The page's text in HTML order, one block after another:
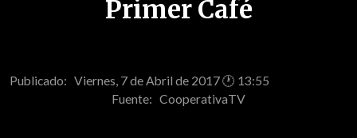
Primer Café
Publicado: Viernes, 7 de Abril de 2017 🕐 13:55
Fuente: CooperativaTV